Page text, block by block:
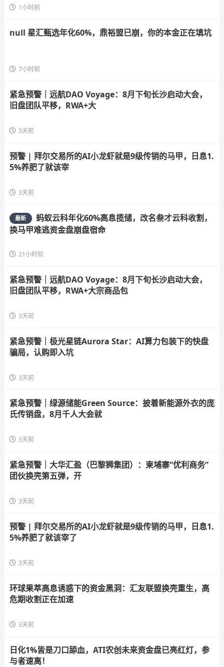
1小时前
null 星汇甄选年化60%，鼎裕盟已崩，你的本金正在填坑
7小时前
紧急预警｜远航DAO Voyage：8月下旬长沙启动大会，
旧盘团队平移，RWA+大
3天前
预警 | 拜尔交易所的AI小龙虾就是9级传销的马甲，日息1.
5%养肥了就该宰
3天前
最新
蚂蚁云科年化60%高息揽储，改名叁才云科收割，
换马甲难逃资金盘崩盘宿命
21小时前
紧急预警｜远航DAO Voyage：8月下旬长沙启动大会，
旧盘团队平移，RWA+大宗商品包
3天前
紧急预警｜极光星链Aurora Star：AI算力包装下的快盘
骗局，认购即入坑
3天前
紧急预警｜绿源储能Green Source：披着新能源外衣的庞
氏传销盘，8月千人大会就
3天前
紧急预警｜大华汇盈（巴黎狮集团）：柬埔寨“优利商务”
团伙换壳第五弹，开
3天前
预警 | 拜尔交易所的AI小龙虾就是9级传销的马甲，日息1.
5%养肥了就该宰了
3天前
环球果萃高息诱惑下的资金黑洞：汇友联盟换壳重生，高
危期收割正在加速
3天前
日化1%皆是刀口舔血，ATI农创未来资金盘已亮红灯，参
与者速离！